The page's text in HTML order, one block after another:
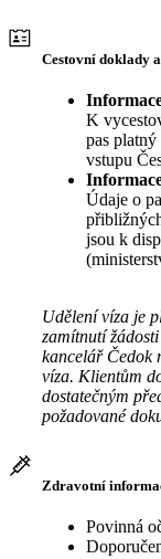
Cestovní doklady
K
pas
vstupu
Údaje o
jsou k
Udělení víza je
zamítnutí
kancelář Čedok
víza. Klientům
dostatečným
požadované
Zdravotní
Povinná